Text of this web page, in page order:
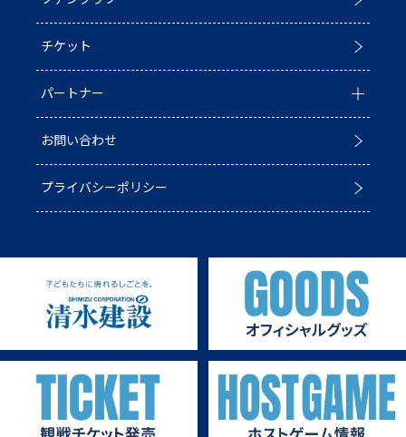
普及活動
ACADEMY
第6戦ホストゲーム
青鮫祭り2026
第4戦ホストゲーム
第3戦ホストゲーム
第1戦ホストゲーム
チームの歴史
ホストのご案内
チケット
パートナー
パートナー一覧
パートナー募集
お問い合わせ
プライバシーポリシー